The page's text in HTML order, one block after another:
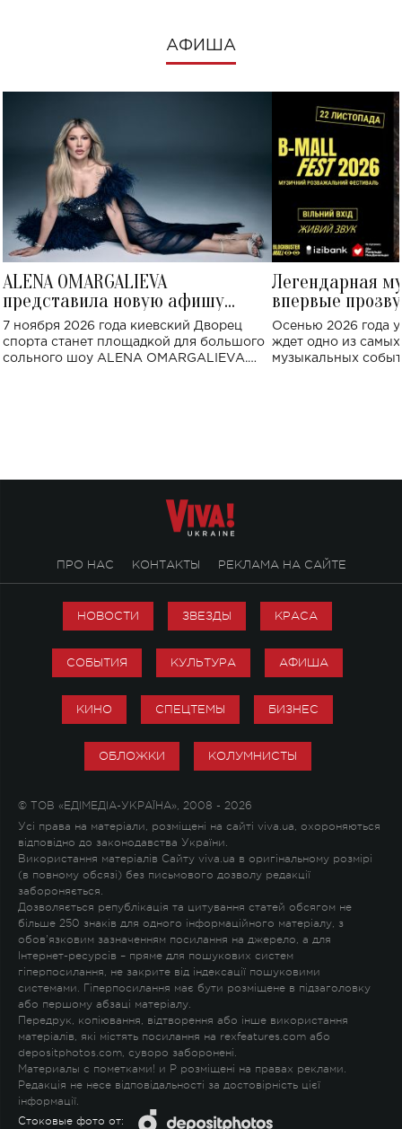
АФИША
ALENA OMARGALIEVA
представила новую афишу
большого концерта во Дворце
спорта
7 ноября 2026 года киевский Дворец
спорта станет площадкой для большого
сольного шоу ALENA OMARGALIEVA.
Легендарная
впервые
Украине: где
Осенью 2026 года
ждет одно из
музыкальных
ПРО НАС КОНТАКТЫ РЕКЛАМА НА САЙТЕ
НОВОСТИ ЗВЕЗДЫ КРАСА
СОБЫТИЯ КУЛЬТУРА АФИША
КИНО СПЕЦТЕМЫ БИЗНЕС
ОБЛОЖКИ КОЛУМНИСТЫ
© ТОВ «ЕДІМЕДІА-УКРАЇНА», 2008 - 2026
Усі права на матеріали, розміщені на сайті viva.ua, охороняються
відповідно до законодавства України.
Використання матеріалів Сайту viva.ua в оригінальному розмірі
(в повному обсязі) без письмового дозволу редакції
забороняється.
Дозволяється републікація та цитування статей обсягом не
більше 250 знаків для одного інформаційного матеріалу, з
обов'язковим зазначенням посилання на джерело, а для
Інтернет-ресурсів – пряме для пошукових систем
гіперпосилання, не закрите від індексації пошуковими
системами. Гіперпосилання має бути розміщене в підзаголовку
або першому абзаці матеріалу.
Передрук, копіювання, відтворення або інше використання
матеріалів, які містять посилання на rexfeatures.com або
depositphotos.com, суворо заборонені.
Материалы с пометками! и P розміщені на правах реклами.
Редакція не несе відповідальності за достовірність цієї
інформації.
Стоковые фото от: